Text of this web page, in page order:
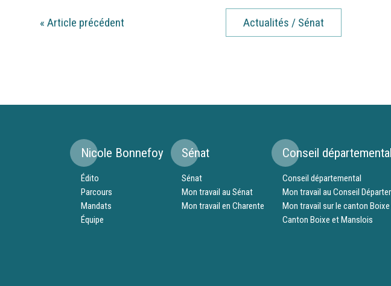
« Article précédent Actualités / Sénat
Nicole Bonnefoy
Édito
Parcours
Mandats
Équipe
Sénat
Sénat
Mon travail au Sénat
Mon travail en Charente
Conseil départemental
Conseil départemental
Mon travail au Conseil
Mon travail sur le canton
Canton Boixe et Manslois